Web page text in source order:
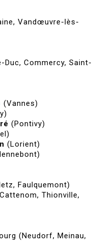
Vandœuvre-lès-
Duc, Commercy, Saint-
(Vannes)
(Pontivy)
(Lorient)
Faulquemont)
Thionville,
(Neudorf, Meinau,